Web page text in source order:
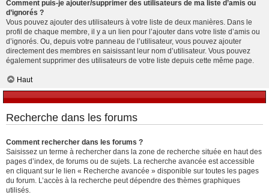
Comment puis-je ajouter/supprimer des utilisateurs de ma liste d’amis ou
d’ignorés ?
Vous pouvez ajouter des utilisateurs à votre liste de deux manières. Dans le
profil de chaque membre, il y a un lien pour l’ajouter dans votre liste d’amis ou
d’ignorés. Ou, depuis votre panneau de l’utilisateur, vous pouvez ajouter
directement des membres en saisissant leur nom d’utilisateur. Vous pouvez
également supprimer des utilisateurs de votre liste depuis cette même page.
Haut
Recherche dans les forums
Comment rechercher dans les forums ?
Saisissez un terme à rechercher dans la zone de recherche située en haut des
pages d’index, de forums ou de sujets. La recherche avancée est accessible
en cliquant sur le lien « Recherche avancée » disponible sur toutes les pages
du forum. L’accès à la recherche peut dépendre des thèmes graphiques
utilisés.